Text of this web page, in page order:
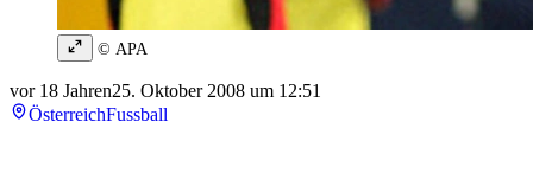
© APA
vor 18 Jahren25. Oktober 2008 um 12:51
ÖsterreichFussball